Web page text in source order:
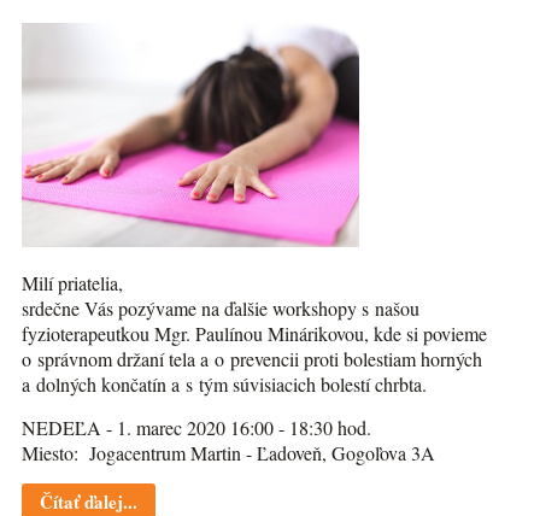
Milí priatelia,
srdečne Vás pozývame na ďalšie workshopy s našou
fyzioterapeutkou Mgr. Paulínou Minárikovou, kde si povieme
o správnom držaní tela a o prevencii proti bolestiam horných
a dolných končatín a s tým súvisiacich bolestí chrbta.
NEDEĽA - 1. marec 2020 16:00 - 18:30 hod.
Miesto: Jogacentrum Martin - Ľadoveň, Gogoľova 3A
Čítať ďalej...